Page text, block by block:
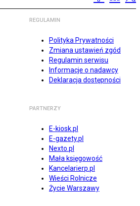
REGULAMIN
Polityka Prywatności
Zmiana ustawień zgód
Regulamin serwisu
Informacje o nadawcy
Deklaracja dostępności
PARTNERZY
E-kiosk.pl
E-gazety.pl
Nexto.pl
Mała księgowość
Kancelarierp.pl
Wieści Rolnicze
Życie Warszawy